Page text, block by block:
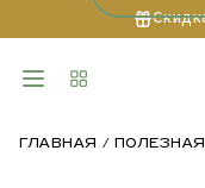
ГЛАВНАЯ